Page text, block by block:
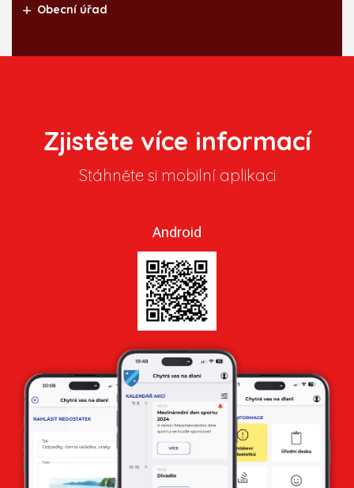
Obecní úřad
Zjistěte více informací
Stáhněte si mobilní aplikaci
Android